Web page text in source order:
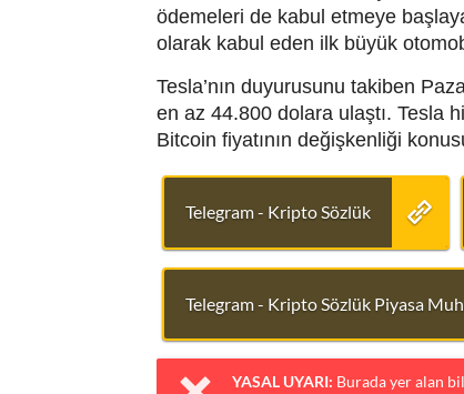
ödemeleri de kabul etmeye
olarak kabul eden ilk büyük
Tesla’nın duyurusunu takiben
en az 44.800 dolara ulaştı. Tesla
Bitcoin fiyatının değişkenliği
Telegram - Kripto Sözlük
Telegram - Kripto Sözlük Piyasa
YASAL UYARI: Burada yer alan